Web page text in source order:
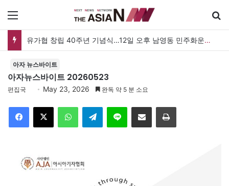
메뉴
유가협 창립 40주년 기념식…12일 오후 남영동 민주화운동기념관
아자 뉴스바이트
아자뉴스바이트 20260523
편집국 May 23, 2026 완독 약 5 분 소요
Facebook
X WhatsAppTelegramLine 이메일 인쇄